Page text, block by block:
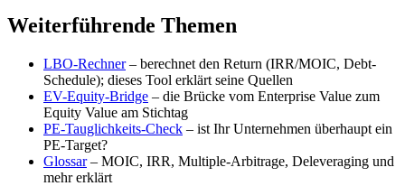
Weiterführende Themen
LBO-Rechner – berechnet den Return (IRR/MOIC, Debt-
Schedule); dieses Tool erklärt seine Quellen
EV-Equity-Bridge – die Brücke vom Enterprise Value zum
Equity Value am Stichtag
PE-Tauglichkeits-Check – ist Ihr Unternehmen überhaupt ein
PE-Target?
Glossar – MOIC, IRR, Multiple-Arbitrage, Deleveraging und
mehr erklärt